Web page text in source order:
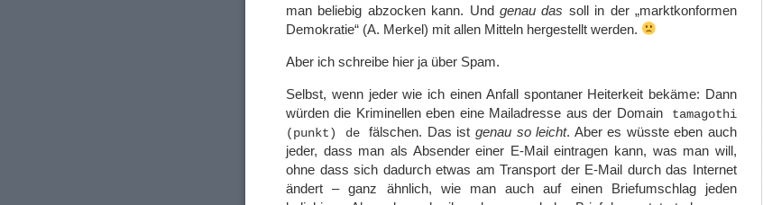
man beliebig abzocken kann. Und genau das soll in der „marktkonformen
Demokratie“ (A. Merkel) mit allen Mitteln hergestellt werden.
Aber ich schreibe hier ja über Spam.
Selbst, wenn jeder wie ich einen Anfall spontaner Heiterkeit bekäme: Dann
würden die Kriminellen eben eine Mailadresse aus der Domain
tamagothi
(punkt) de
fälschen. Das ist genau so leicht. Aber es wüsste eben auch
jeder, dass man als Absender einer E-Mail eintragen kann, was man will,
ohne dass sich dadurch etwas am Transport der E-Mail durch das Internet
ändert – ganz ähnlich, wie man auch auf einen Briefumschlag jeden